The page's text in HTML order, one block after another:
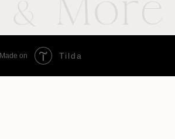
Made on Tilda